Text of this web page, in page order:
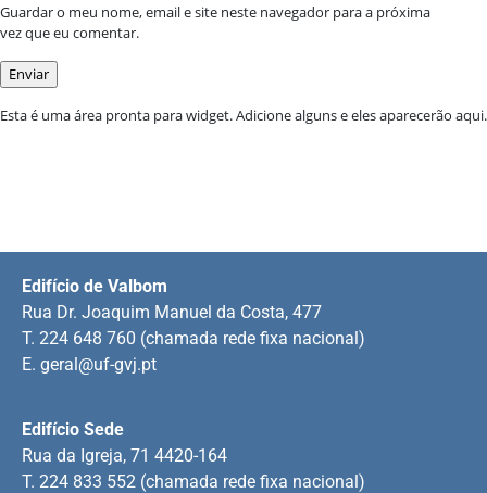
Guardar o meu nome, email e site neste navegador para a próxima
vez que eu comentar.
Esta é uma área pronta para widget. Adicione alguns e eles aparecerão aqui.
Edifício Sede
Rua da Igreja, 71 4420-164
T. 224 833 552 (chamada rede fixa nacional)
Edifício de Valbom
Rua Dr. Joaquim Manuel da Costa, 477
T. 224 648 760 (chamada rede fixa nacional)
E. geral@uf-gvj.pt